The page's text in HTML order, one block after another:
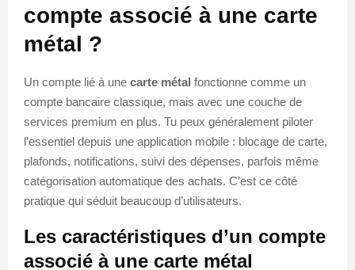
compte associé à une carte
métal ?
Un compte lié à une carte métal fonctionne comme un
compte bancaire classique, mais avec une couche de
services premium en plus. Tu peux généralement piloter
l’essentiel depuis une application mobile : blocage de carte,
plafonds, notifications, suivi des dépenses, parfois même
catégorisation automatique des achats. C’est ce côté
pratique qui séduit beaucoup d’utilisateurs.
Les caractéristiques d’un compte
associé à une carte métal